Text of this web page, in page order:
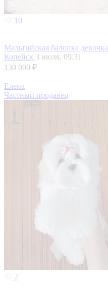
10
Мальтийская балонка девочка
Копейск 3 июля, 09:31
130 000 ₽
Елена
Частный продавец
2